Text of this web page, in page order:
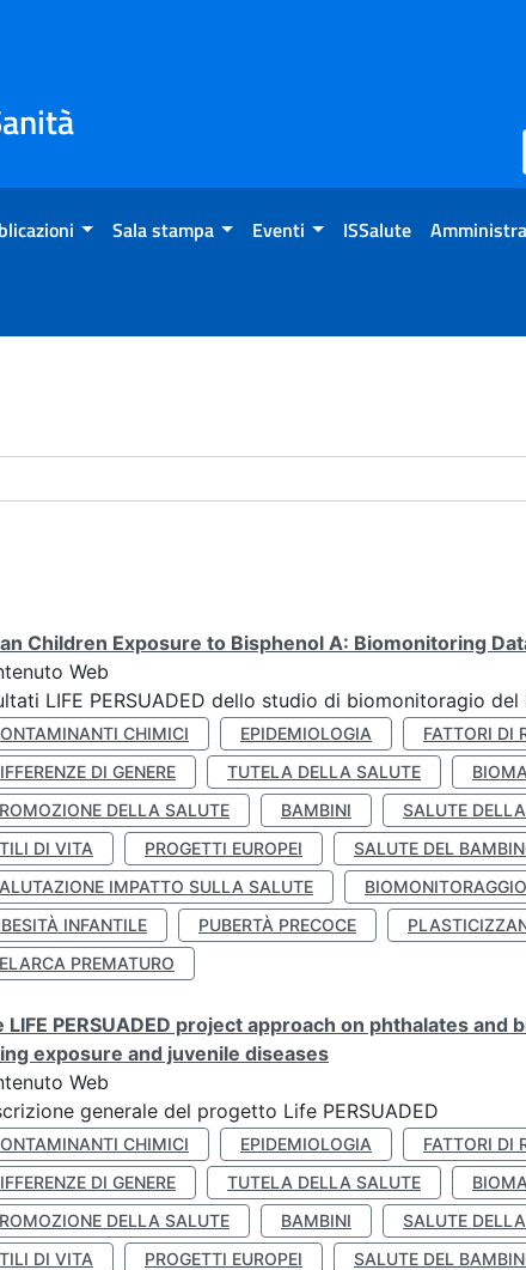
Sala stampa Eventi ISSalute
Children Exposure to Bisphenol A: Biomonitoring
Web
LIFE PERSUADED dello studio di biomonitoragio
CHIMICI EPIDEMIOLOGIA FATTORI DI
DI GENERE
TUTELA DELLA SALUTE
DELLA SALUTE
BAMBINI SALUTE
DI VITA
PROGETTI EUROPEI SALUTE DEL
IMPATTO SULLA SALUTE
BIOMONITORAGGIO
INFANTILE
PUBERTÀ PRECOCE
PREMATURO
LIFE PERSUADED project approach on phthalates
exposure and juvenile diseases
Web
generale del progetto Life PERSUADED
CHIMICI EPIDEMIOLOGIA FATTORI DI
DI GENERE
TUTELA DELLA SALUTE
DELLA SALUTE
BAMBINI SALUTE
DI VITA
PROGETTI EUROPEI SALUTE DEL